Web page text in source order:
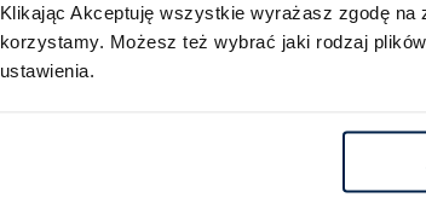
Klikając Akceptuję wszystkie wyrażasz zgodę
korzystamy. Możesz też wybrać jaki rodzaj
ustawienia.​ ​